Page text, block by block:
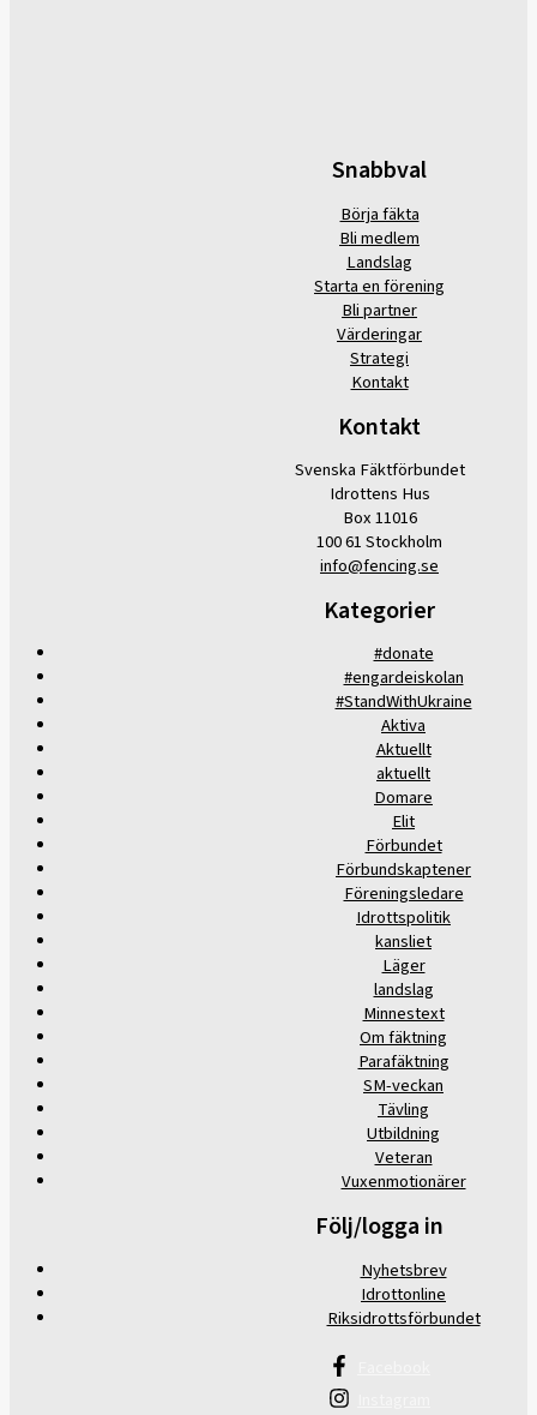
Snabbval
Börja fäkta
Bli medlem
Landslag
Starta en förening
Bli partner
Värderingar
Strategi
Kontakt
Kontakt
Svenska Fäktförbundet
Idrottens Hus
Box 11016
100 61 Stockholm
info@fencing.se
Kategorier
#donate
#engardeiskolan
#StandWithUkraine
Aktiva
Aktuellt
aktuellt
Domare
Elit
Förbundet
Förbundskaptener
Föreningsledare
Idrottspolitik
kansliet
Läger
landslag
Minnestext
Om fäktning
Parafäktning
SM-veckan
Tävling
Utbildning
Veteran
Vuxenmotionärer
Följ/logga in
Nyhetsbrev
Idrottonline
Riksidrottsförbundet